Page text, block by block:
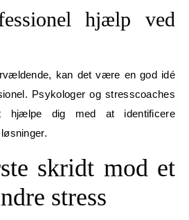
hjælp ved
kan det være en god idé
Psykologer og stresscoaches
hjælpe dig med at identificere
skridt mod et
stress